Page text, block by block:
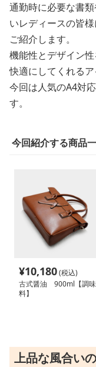
通勤時に必要な書
いレディースの皆
ご紹介します。
機能性とデザイン
快適にしてくれるア
今回は人気のA4対
す。
今回紹介する商品
¥10,180(税込)
古式醤油 900ml【調味
料】
上品な風合い